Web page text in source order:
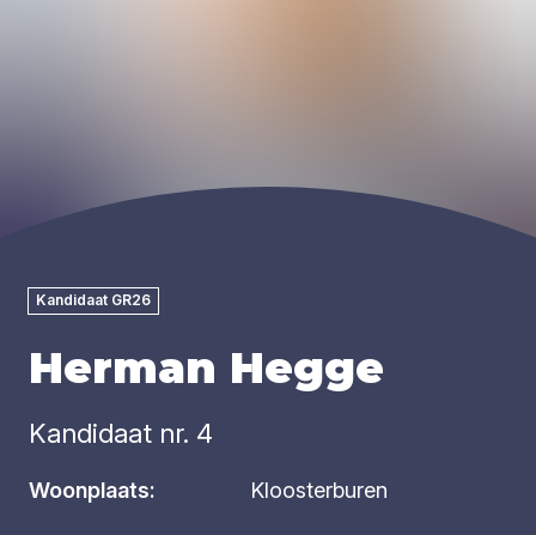
Kandidaat GR26
Herman Hegge
Kandidaat nr. 4
Woonplaats: Kloosterburen